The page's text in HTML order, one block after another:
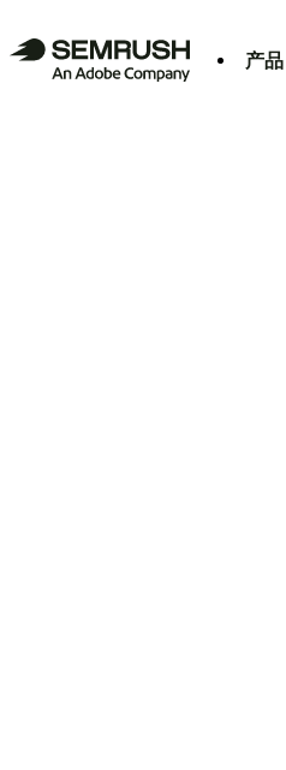
产品